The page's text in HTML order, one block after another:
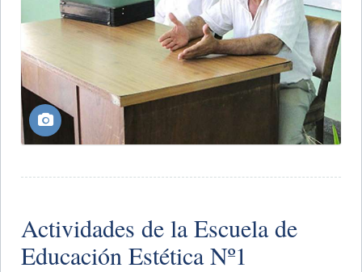
Actividades de la Escuela de
Educación Estética Nº1